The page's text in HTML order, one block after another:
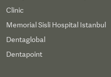
Clinic
Memorial Sisli Hospital Istanbul
Dentaglobal
Dentapoint